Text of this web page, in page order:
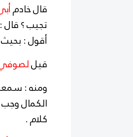
قال خادم
تجيب ؟ قال
أقول :
قيل
ومنه :
الكمال
كلام .